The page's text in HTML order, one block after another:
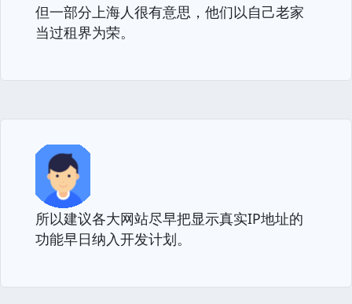
但一部分上海人很有意思，他们以自己老家
当过租界为荣。
所以建议各大网站尽早把显示真实IP地址的
功能早日纳入开发计划。